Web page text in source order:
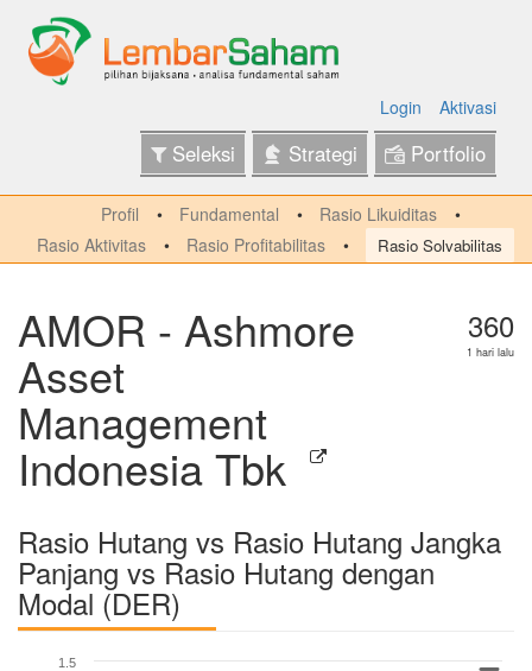
Login Aktivasi
Seleksi Strategi Portfolio
Profil Fundamental
Rasio Likuiditas
Rasio Aktivitas
Rasio Profitabilitas Rasio Solvabilitas
AMOR - Ashmore
Asset
Management
Indonesia Tbk
360
1 hari lalu
Rasio Hutang vs Rasio Hutang Jangka
Panjang vs Rasio Hutang dengan
Modal (DER)
1.5